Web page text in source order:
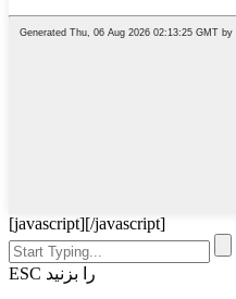
[javascript][/javascript]
ESC را بزنید